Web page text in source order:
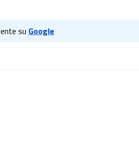
su Google